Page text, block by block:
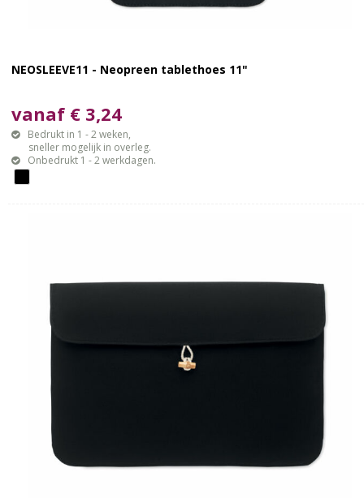
NEOSLEEVE11 - Neopreen tablethoes 11"
vanaf € 3,24
Bedrukt in 1 - 2 weken,
sneller mogelijk in overleg.
Onbedrukt 1 - 2 werkdagen.